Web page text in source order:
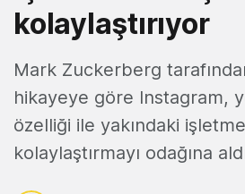
kolaylaştırıyor
Mark Zuckerberg
hikayeye göre Instagram,
özelliği ile yakındaki
kolaylaştırmayı odağına